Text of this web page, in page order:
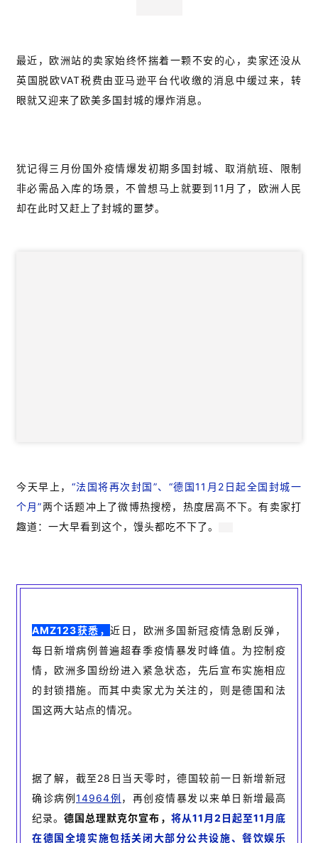
最近，欧洲站的卖家始终怀揣着一颗不安的心，卖家还没从
英国脱欧VAT税费由亚马逊平台代收缴的消息中缓过来，转
眼就又迎来了欧美多国封城的爆炸消息。
犹记得三月份国外疫情爆发初期多国封城、取消航班、限制
非必需品入库的场景，不曾想马上就要到11月了，欧洲人民
却在此时又赶上了封城的噩梦。
今天早上， “法国将再次封国”、“德国11月2日起全国封城一
个月”两个话题冲上了微博热搜榜，热度居高不下。有卖家打
趣道：一大早看到这个，馒头都吃不下了。
AMZ123获悉，近日，欧洲多国新冠疫情急剧反弹，
每日新增病例普遍超春季疫情暴发时峰值。为控制疫
情，欧洲多国纷纷进入紧急状态，先后宣布实施相应
的封锁措施。而其中卖家尤为关注的，则是德国和法
国这两大站点的情况。
据了解，截至28日当天零时，德国较前一日新增新冠
确诊病例14964例 ，再创疫情暴发以来单日新增最高
纪录。德国总理默克尔宣布， 将从11月2日起至11月底
在德国全境实施包括关闭大部分公共设施、餐饮娱乐